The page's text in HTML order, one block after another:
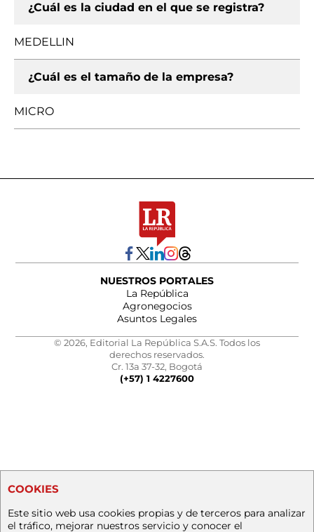
¿Cuál es la ciudad en el que se registra?
MEDELLIN
¿Cuál es el tamaño de la empresa?
MICRO
NUESTROS PORTALES
La República
Agronegocios
Asuntos Legales
© 2026, Editorial La República S.A.S. Todos los
derechos reservados.
Cr. 13a 37-32, Bogotá
(+57) 1 4227600
COOKIES
Este sitio web usa cookies propias y de terceros para analizar
el tráfico, mejorar nuestros servicio y conocer el